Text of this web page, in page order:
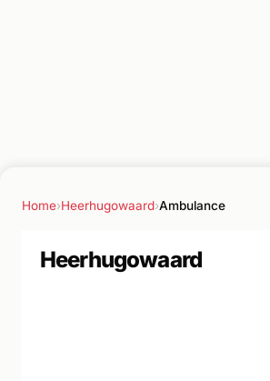
Home›Heerhugowaard›Ambulance
Heerhugowaard